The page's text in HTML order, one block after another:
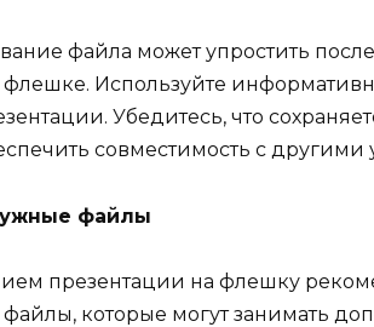
файла может упростить
Используйте
Убедитесь, что
совместимость с другими
файлы
презентации на флешку
которые могут занимать